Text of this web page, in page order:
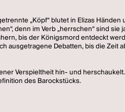
„Köpf“ blutet in Elizas
denn im Verb „herrschen“ sind sie
bis der Königsmord entdeckt
ausgetragene Debatten, bis die Zeit
Verspieltheit hin- und
des Barockstücks.